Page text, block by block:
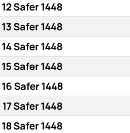
12 Safer 1448
13 Safer 1448
14 Safer 1448
15 Safer 1448
16 Safer 1448
17 Safer 1448
18 Safer 1448